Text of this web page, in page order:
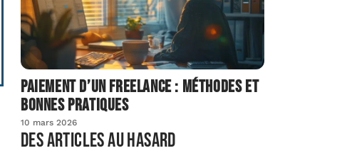
Paiement d’un freelance : méthodes et
bonnes pratiques
10 mars 2026
Des articles au hasard